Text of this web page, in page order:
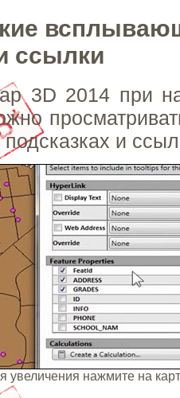
ссылки
3D 2014 при
и
увеличения нажмите на